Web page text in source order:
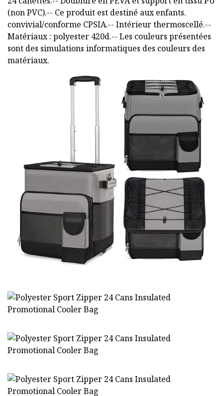
(non PVC).-- Ce produit est destiné aux enfants.
convivial/conforme CPSIA.-- Intérieur thermoscellé.--
Matériaux : polyester 420d.-- Les couleurs présentées
sont des simulations informatiques des couleurs des
matériaux.